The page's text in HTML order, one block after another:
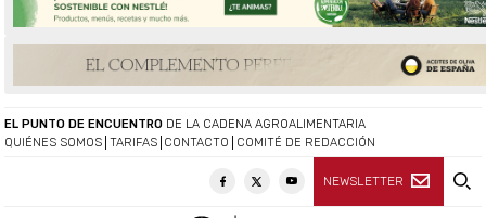
QUIÉNES SOMOS TARIFAS CONTACTO COMITÉ DE REDACCIÓN
NEWSLETTER
EL PUNTO DE ENCUENTRO DE LA CADENA AGROALIMENTARIA